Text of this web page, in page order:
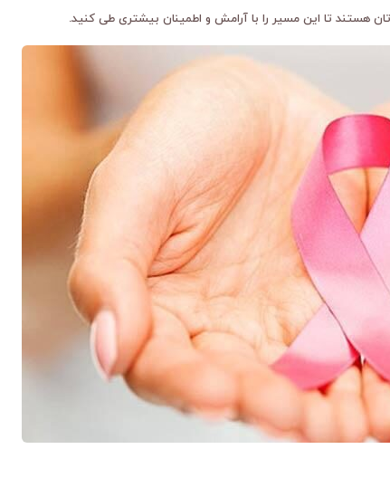
هستند تا این مسیر را با آرامش و اطمینان بیشتری طی کنید.